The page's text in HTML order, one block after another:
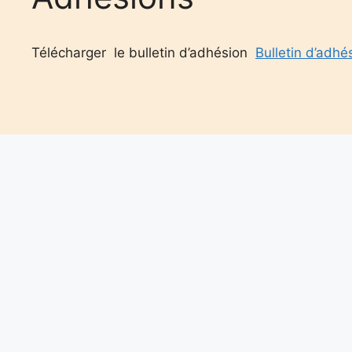
Télécharger le bulletin d’adhésion Bulletin